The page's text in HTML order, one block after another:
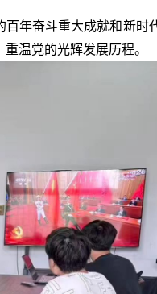
年奋斗重大成就和新时
温党的光辉发展历程。